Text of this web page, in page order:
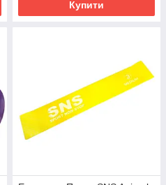
Купити